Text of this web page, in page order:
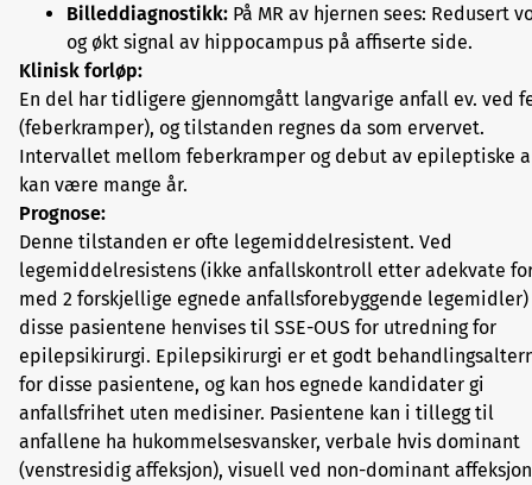
Billeddiagnostikk: På MR av hjernen sees: Redusert
og økt signal av hippocampus på affiserte side.
Klinisk forløp:
En del har tidligere gjennomgått langvarige anfall ev. ved
(feberkramper), og tilstanden regnes da som ervervet.
Intervallet mellom feberkramper og debut av epileptiske
kan være mange år.
Prognose:
Denne tilstanden er ofte legemiddelresistent. Ved
legemiddelresistens (ikke anfallskontroll etter adekvate
med 2 forskjellige egnede anfallsforebyggende legemidler)
disse pasientene henvises til SSE-OUS for utredning for
epilepsikirurgi. Epilepsikirurgi er et godt
for disse pasientene, og kan hos egnede kandidater gi
anfallsfrihet uten medisiner. Pasientene kan i tillegg til
anfallene ha hukommelsesvansker, verbale hvis dominant
(venstresidig affeksjon), visuell ved non-dominant